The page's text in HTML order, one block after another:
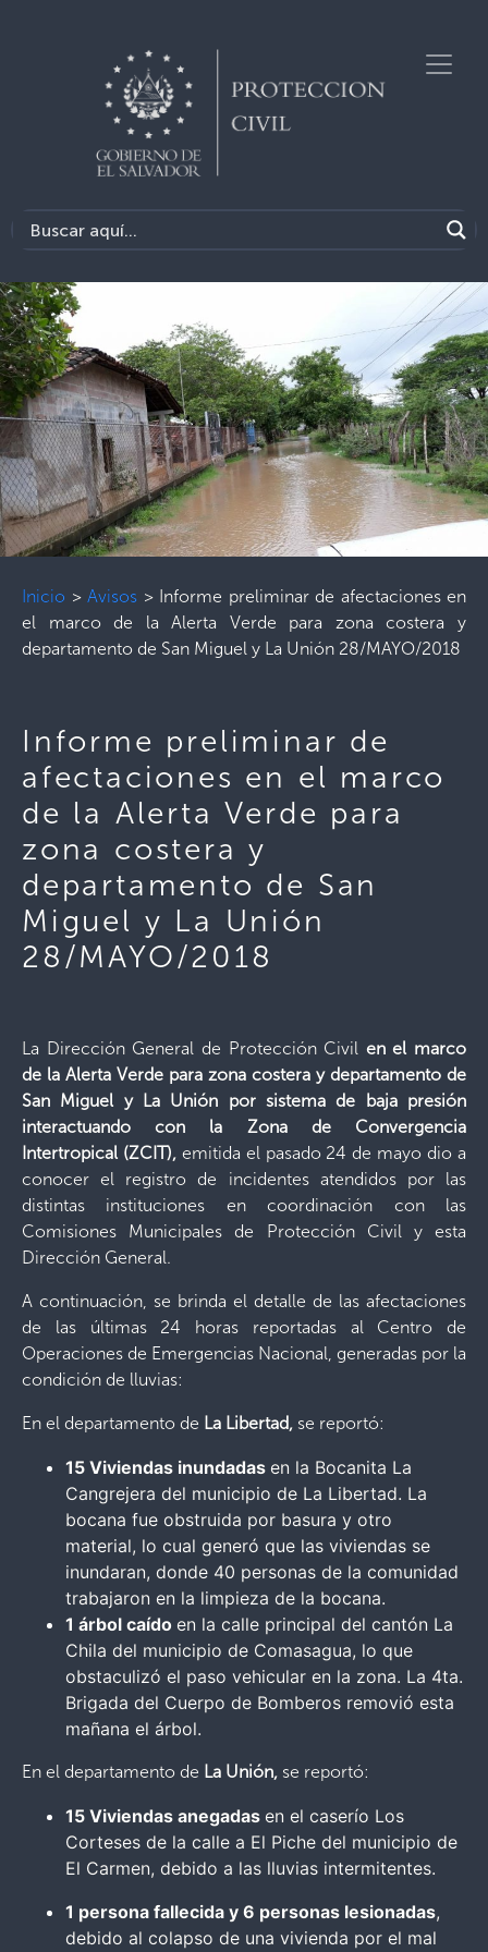
Inicio > Avisos > Informe preliminar de afectaciones en
el marco de la Alerta Verde para zona costera y
departamento de San Miguel y La Unión 28/MAYO/2018
Informe preliminar de
afectaciones en el marco
de la Alerta Verde para
zona costera y
departamento de San
Miguel y La Unión
28/MAYO/2018
La Dirección General de Protección Civil en el marco
de la Alerta Verde para zona costera y departamento de
San Miguel y La Unión por sistema de baja presión
interactuando con la Zona de Convergencia
Intertropical (ZCIT), emitida el pasado 24 de mayo dio a
conocer el registro de incidentes atendidos por las
distintas instituciones en coordinación con las
Comisiones Municipales de Protección Civil y esta
Dirección General.
A continuación, se brinda el detalle de las afectaciones
de las últimas 24 horas reportadas al Centro de
Operaciones de Emergencias Nacional, generadas por la
condición de lluvias:
En el departamento de La Libertad, se reportó:
15 Viviendas inundadas en la Bocanita La
Cangrejera del municipio de La Libertad. La
bocana fue obstruida por basura y otro
material, lo cual generó que las viviendas se
inundaran, donde 40 personas de la comunidad
trabajaron en la limpieza de la bocana.
1 árbol caído en la calle principal del cantón La
Chila del municipio de Comasagua, lo que
obstaculizó el paso vehicular en la zona. La 4ta.
Brigada del Cuerpo de Bomberos removió esta
mañana el árbol.
En el departamento de La Unión, se reportó:
15 Viviendas anegadas en el caserío Los
Corteses de la calle a El Piche del municipio de
El Carmen, debido a las lluvias intermitentes.
1 persona fallecida y 6 personas lesionadas,
debido al colapso de una vivienda por el mal